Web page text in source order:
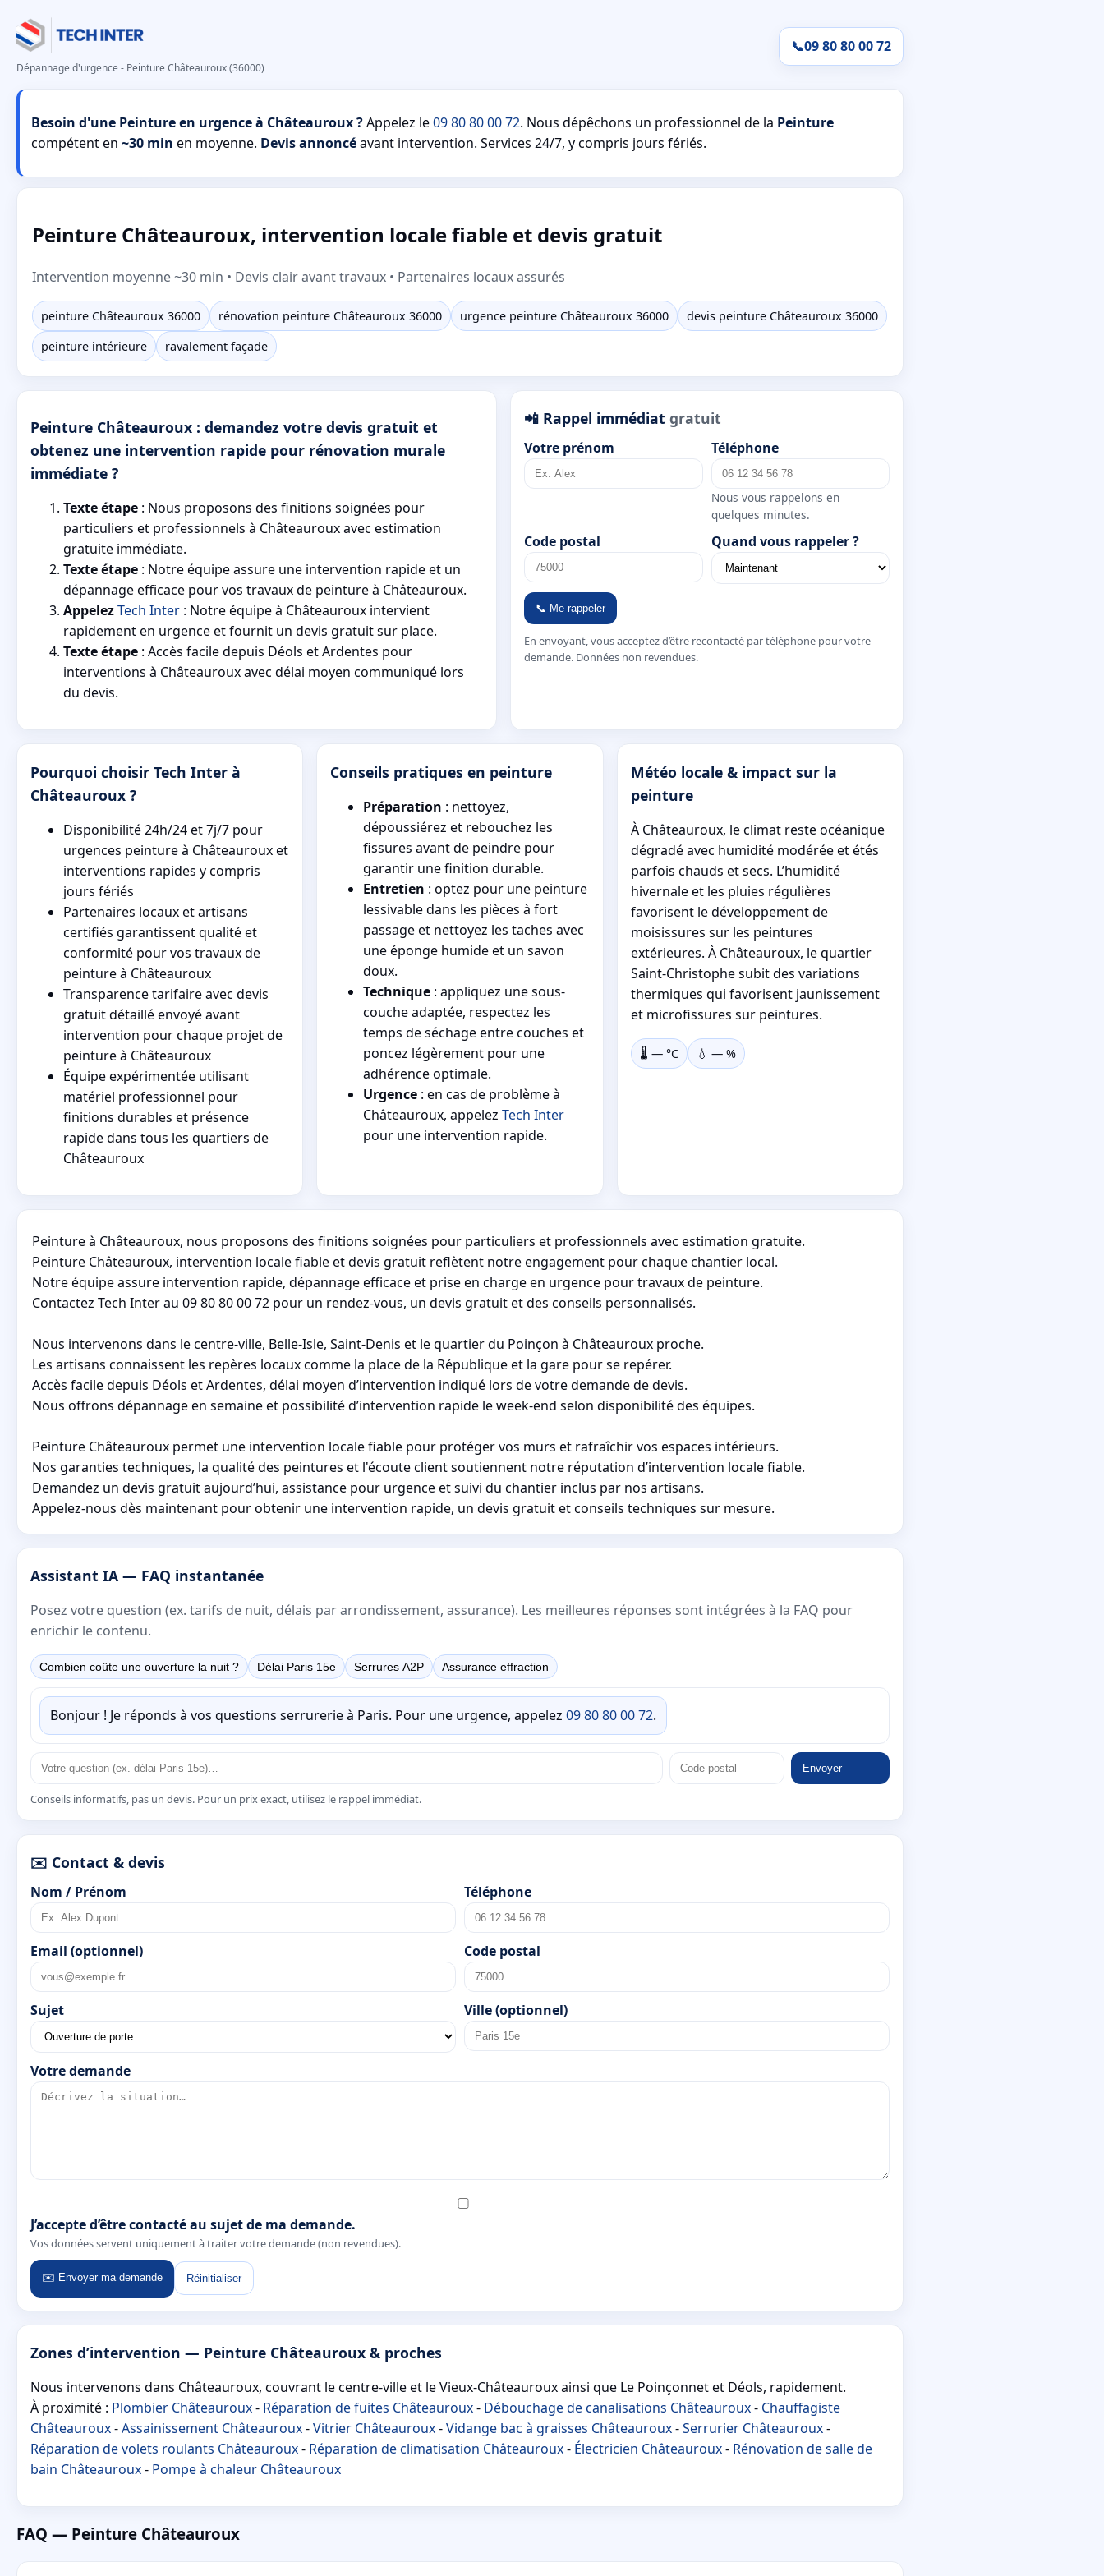
Dépannage d'urgence - Peinture Châteauroux (36000)
📞09 80 80 00 72
Besoin d'une Peinture en urgence à Châteauroux ?Appelez le09 80 80 00 72. Nous dépêchons un professionnel de la Peinture
compétent en ~30 min en moyenne. Devis annoncéavant intervention. Services 24/7, y compris jours fériés.
Peinture Châteauroux, intervention locale fiable et devis gratuit
Intervention moyenne ~30 min • Devis clair avant travaux • Partenaires locaux assurés
peinture Châteauroux 36000 rénovation peinture Châteauroux 36000 urgence peinture Châteauroux 36000
devis peinture Châteauroux 36000
peinture intérieure
ravalement façade
Peinture Châteauroux : demandez votre devis gratuit et
obtenez une intervention rapide pour rénovation murale
immédiate ?
Texte étape : Nous proposons des finitions soignées pour
particuliers et professionnels à Châteauroux avec estimation
gratuite immédiate.
Texte étape : Notre équipe assure une intervention rapide et un
dépannage efficace pour vos travaux de peinture à Châteauroux.
AppelezTech Inter : Notre équipe à Châteauroux intervient
rapidement en urgence et fournit un devis gratuit sur place.
Texte étape : Accès facile depuis Déols et Ardentes pour
interventions à Châteauroux avec délai moyen communiqué lors
du devis.
📲 Rappel immédiatgratuit
Votre prénom Téléphone
Nous vous rappelons en
quelques minutes.
Code postal Quand vous rappeler ?
📞 Me rappeler
En envoyant, vous acceptez d’être recontacté par téléphone pour votre
demande. Données non revendues.
Pourquoi choisir Tech Inter à
Châteauroux ?
Disponibilité 24h/24 et 7j/7 pour
urgences peinture à Châteauroux et
interventions rapides y compris
jours fériés
Partenaires locaux et artisans
certifiés garantissent qualité et
conformité pour vos travaux de
peinture à Châteauroux
Transparence tarifaire avec devis
gratuit détaillé envoyé avant
intervention pour chaque projet de
peinture à Châteauroux
Équipe expérimentée utilisant
matériel professionnel pour
finitions durables et présence
rapide dans tous les quartiers de
Châteauroux
Conseils pratiques en peinture
Préparation : nettoyez,
dépoussiérez et rebouchez les
fissures avant de peindre pour
garantir une finition durable.
Entretien : optez pour une peinture
lessivable dans les pièces à fort
passage et nettoyez les taches avec
une éponge humide et un savon
doux.
Technique : appliquez une sous-
couche adaptée, respectez les
temps de séchage entre couches et
poncez légèrement pour une
adhérence optimale.
Urgence : en cas de problème à
Châteauroux, appelezTech Inter
pour une intervention rapide.
Météo locale & impact sur la
peinture
À Châteauroux, le climat reste océanique
dégradé avec humidité modérée et étés
parfois chauds et secs. L’humidité
hivernale et les pluies régulières
favorisent le développement de
moisissures sur les peintures
extérieures. À Châteauroux, le quartier
Saint-Christophe subit des variations
thermiques qui favorisent jaunissement
et microfissures sur peintures.
🌡️ —°C 💧 —%
Peinture à Châteauroux, nous proposons des finitions soignées pour particuliers et professionnels avec estimation gratuite.
Peinture Châteauroux, intervention locale fiable et devis gratuit reflètent notre engagement pour chaque chantier local.
Notre équipe assure intervention rapide, dépannage efficace et prise en charge en urgence pour travaux de peinture.
Contactez Tech Inter au 09 80 80 00 72 pour un rendez-vous, un devis gratuit et des conseils personnalisés.
Nous intervenons dans le centre-ville, Belle-Isle, Saint-Denis et le quartier du Poinçon à Châteauroux proche.
Les artisans connaissent les repères locaux comme la place de la République et la gare pour se repérer.
Accès facile depuis Déols et Ardentes, délai moyen d’intervention indiqué lors de votre demande de devis.
Nous offrons dépannage en semaine et possibilité d’intervention rapide le week-end selon disponibilité des équipes.
Peinture Châteauroux permet une intervention locale fiable pour protéger vos murs et rafraîchir vos espaces intérieurs.
Nos garanties techniques, la qualité des peintures et l'écoute client soutiennent notre réputation d’intervention locale fiable.
Demandez un devis gratuit aujourd’hui, assistance pour urgence et suivi du chantier inclus par nos artisans.
Appelez-nous dès maintenant pour obtenir une intervention rapide, un devis gratuit et conseils techniques sur mesure.
Assistant IA — FAQ instantanée
Posez votre question (ex. tarifs de nuit, délais par arrondissement, assurance). Les meilleures réponses sont intégrées à la FAQ pour
enrichir le contenu.
Combien coûte une ouverture la nuit ? Délai Paris 15e Serrures A2P Assurance effraction
Bonjour ! Je réponds à vos questions serrurerie à Paris. Pour une urgence, appelez 09 80 80 00 72.
Envoyer
Conseils informatifs, pas un devis. Pour un prix exact, utilisez le rappel immédiat.
✉️ Contact & devis
Nom / Prénom Téléphone
Email (optionnel) Code postal
Sujet Ville (optionnel)
Votre demande
J’accepte d’être contacté au sujet de ma demande.
Vos données servent uniquement à traiter votre demande (non revendues).
✉️ Envoyer ma demande Réinitialiser
Zones d’intervention — Peinture Châteauroux & proches
Nous intervenons dans Châteauroux, couvrant le centre-ville et le Vieux-Châteauroux ainsi que Le Poinçonnet et Déols, rapidement.
À proximité : Plombier Châteauroux- Réparation de fuites Châteauroux- Débouchage de canalisations Châteauroux- Chauffagiste
Châteauroux-Assainissement Châteauroux-Vitrier Châteauroux-Vidange bac à graisses Châteauroux-Serrurier Châteauroux-
Réparation de volets roulants Châteauroux- Réparation de climatisation Châteauroux- Électricien Châteauroux- Rénovation de salle de
bain Châteauroux- Pompe à chaleur Châteauroux
FAQ — Peinture Châteauroux